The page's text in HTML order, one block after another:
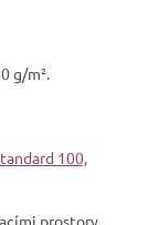
g/m².
100,
prostory,